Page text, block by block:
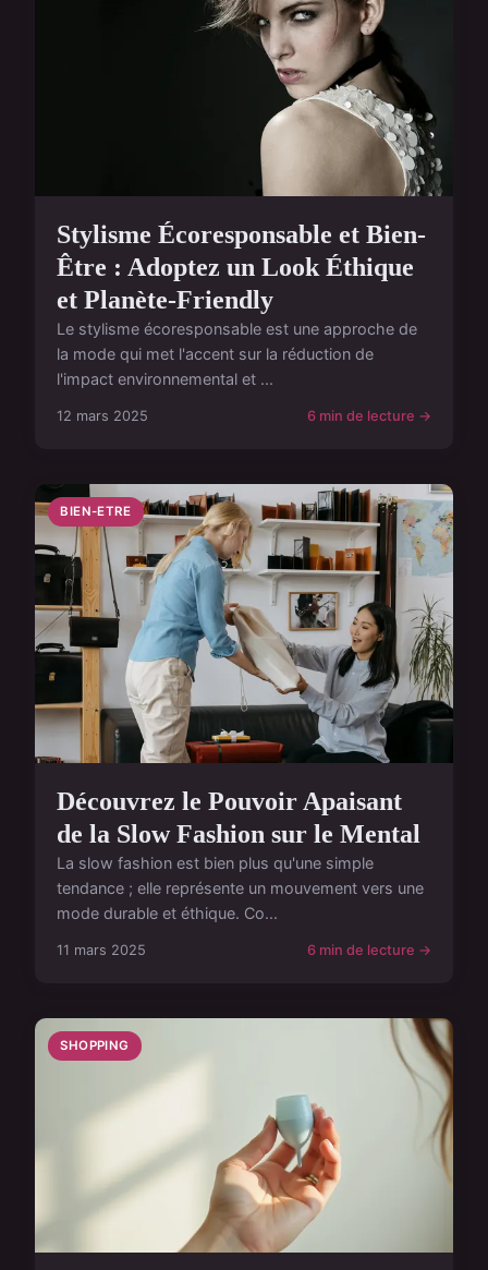
Stylisme Écoresponsable et Bien-
Être : Adoptez un Look Éthique
et Planète-Friendly
Le stylisme écoresponsable est une approche de
la mode qui met l'accent sur la réduction de
l'impact environnemental et ...
12 mars 2025 6 min de lecture →
BIEN-ETRE
Découvrez le Pouvoir Apaisant
de la Slow Fashion sur le Mental
La slow fashion est bien plus qu'une simple
tendance ; elle représente un mouvement vers une
mode durable et éthique. Co...
11 mars 2025 6 min de lecture →
SHOPPING